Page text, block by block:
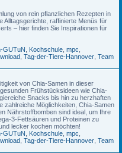
von rein pflanzlichen Rezepten in
Alltagsgerichte, raffinierte Menüs für
– hier finden Sie Inspirationen für
GUTuN Kochschule mpc
Tag-der-Tiere-Hannover Team
von Chia-Samen in dieser
Frühstücksideen wie Chia-
Snacks bis hin zu herzhaften
zahlreiche Möglichkeiten, Chia-Samen
Nährstoffbomben sind ideal, um Ihre
3-Fettsäuren und Proteinen zu
lecker kochen möchten!
GUTuN Kochschule mpc
Tag-der-Tiere-Hannover Team